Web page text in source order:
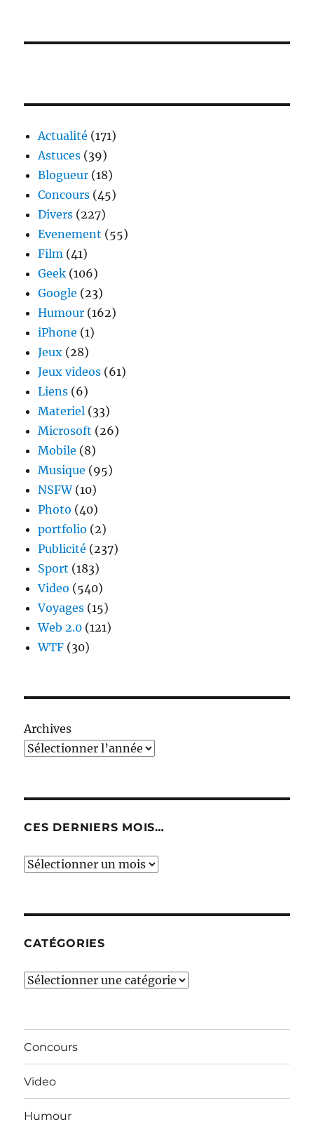
Actualité (171)
Astuces (39)
Blogueur (18)
Concours (45)
Divers (227)
Evenement (55)
Film (41)
Geek (106)
Google (23)
Humour (162)
iPhone (1)
Jeux (28)
Jeux videos (61)
Liens (6)
Materiel (33)
Microsoft (26)
Mobile (8)
Musique (95)
NSFW(10)
Photo (40)
portfolio (2)
Publicité (237)
Sport (183)
Video (540)
Voyages (15)
Web 2.0 (121)
WTF (30)
Archives
CES DERNIERS MOIS…
Ces
CATÉGORIES
Catégories
Concours
Video
Humour